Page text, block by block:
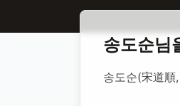
송도순 성우
송도순
송도순님
송도순(宋道